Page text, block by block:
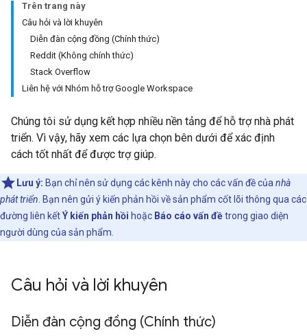
Trên trang này
Câu hỏi và lời khuyên
Diễn đàn cộng đồng (Chính thức)
Reddit (Không chính thức)
Stack Overflow
Liên hệ với Nhóm hỗ trợ Google Workspace
Chúng tôi sử dụng kết hợp nhiều nền tảng để hỗ trợ nhà phát
triển. Vì vậy, hãy xem các lựa chọn bên dưới để xác định
cách tốt nhất để được trợ giúp.
Lưu ý: Bạn chỉ nên sử dụng các kênh này cho các vấn đề của nhà
phát triển . Bạn nên gửi ý kiến phản hồi về sản phẩm cốt lõi thông qua các
đường liên kếtÝ kiến phản hồi hoặc Báo cáo vấn đềtrong giao diện
người dùng của sản phẩm.
Câu hỏi và lời khuyên
Diễn đàn cộng đồng (Chính thức)